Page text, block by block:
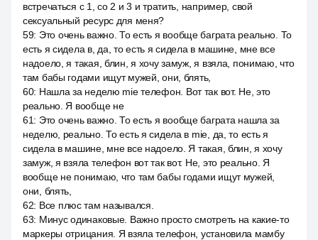
встречаться с 1, со 2 и 3 и тратить, например, свой
сексуальный ресурс для меня?
59: Это очень важно. То есть я вообще баграта реально. То
есть я сидела в, да, то есть я сидела в машине, мне все
надоело, я такая, блин, я хочу замуж, я взяла, понимаю, что
там бабы годами ищут мужей, они, блять,
60: Нашла за неделю mie телефон. Вот так вот. Не, это
реально. Я вообще не
61: Это очень важно. То есть я вообще баграта нашла за
неделю, реально. То есть я сидела в mie, да, то есть я
сидела в машине, мне все надоело. Я такая, блин, я хочу
замуж, я взяла телефон вот так вот. Не, это реально. Я
вообще не понимаю, что там бабы годами ищут мужей,
они, блять,
62: Все плюс там назывался.
63: Минус одинаковые. Важно просто смотреть на какие-то
маркеры отрицания. Я взяла телефон, установила мамбу